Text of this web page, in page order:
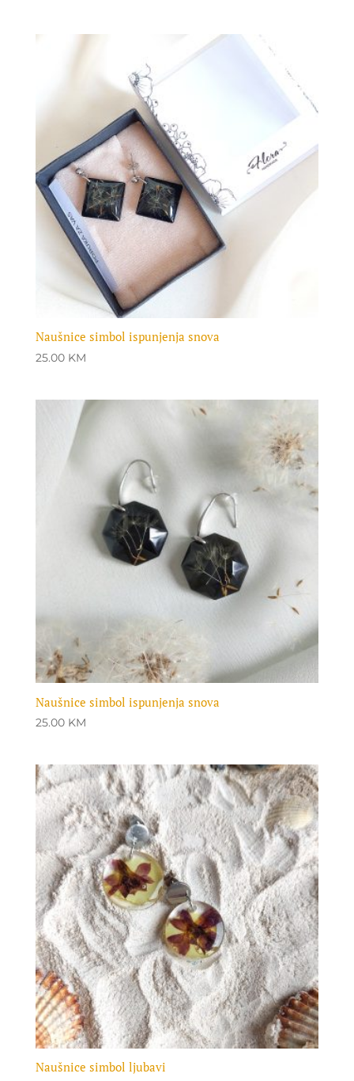
Naušnice simbol ispunjenja snova
25.00 KM
Naušnice simbol ispunjenja snova
25.00 KM
Naušnice simbol ljubavi